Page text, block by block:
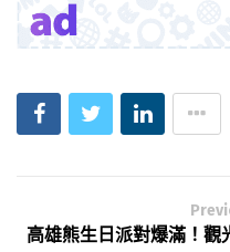
高雄熊生日派對爆滿！觀